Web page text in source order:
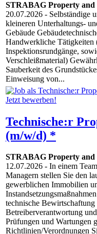
STRABAG Property and
20.07.2026 - Selbständige
kleineren Unterhaltungs-
Gebäude
Handwerkliche Tätigkeiten
Inspektionsrundgänge,
Verschleißmaterial)
Sauberkeit des
Einweisung von...
Technische:r
(m/w/d) *
STRABAG Property and
12.07.2026 - In einem
Managern stellen Sie den
gewerblichen Immobilien
technische
Betreiberverantwortung
Prüfungen und Wartungen
Richtlinien/Verordnungen